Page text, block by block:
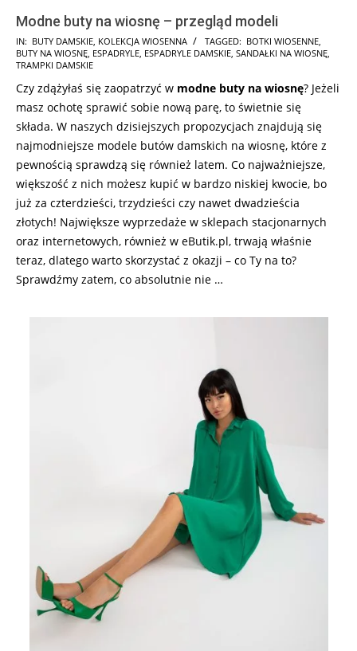
Modne buty na wiosnę – przegląd modeli
2026-
02-
IN: BUTY DAMSKIE, KOLEKCJA WIOSENNA TAGGED: BOTKI WIOSENNE,
BUTY NA WIOSNĘ, ESPADRYLE, ESPADRYLE DAMSKIE, SANDAŁKI NA WIOSNĘ,
TRAMPKI DAMSKIE
Czy zdążyłaś się zaopatrzyć w modne buty na wiosnę? Jeżeli
masz ochotę sprawić sobie nową parę, to świetnie się
składa. W naszych dzisiejszych propozycjach znajdują się
najmodniejsze modele butów damskich na wiosnę, które z
pewnością sprawdzą się również latem. Co najważniejsze,
większość z nich możesz kupić w bardzo niskiej kwocie, bo
już za czterdzieści, trzydzieści czy nawet dwadzieścia
złotych! Największe wyprzedaże w sklepach stacjonarnych
oraz internetowych, również w eButik.pl, trwają właśnie
teraz, dlatego warto skorzystać z okazji – co Ty na to?
Sprawdźmy zatem, co absolutnie nie …